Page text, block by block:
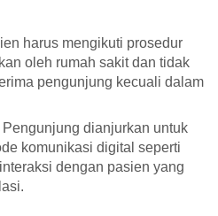
harus mengikuti prosedur
oleh rumah sakit dan tidak
pengunjung kecuali dalam
dianjurkan untuk
komunikasi digital seperti
dengan pasien yang